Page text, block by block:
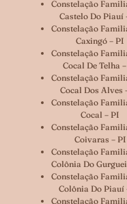
Constelação
Castelo Do Piauí
Constelação
Caxingó – PI
Constelação
Cocal De Telha
Constelação
Cocal Dos Alves
Constelação
Cocal – PI
Constelação
Coivaras – PI
Constelação
Colônia Do
Constelação
Colônia Do Piauí
Constelação